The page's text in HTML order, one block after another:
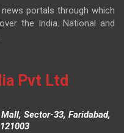
portals through which
the India. National and
Pvt Ltd
Sector-33, Faridabad,